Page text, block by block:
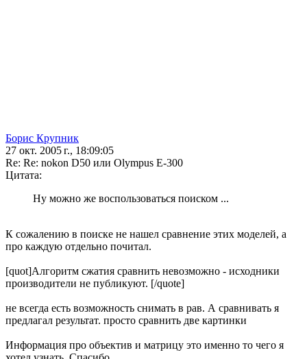
Борис Крупник
27 окт. 2005 г., 18:09:05
Re: Re: nokon D50 или Olympus E-300
Цитата:
Ну можно же воспользоваться поиском ...
К сожалению в поиске не нашел сравнение этих моделей, а
про каждую отдельно почитал.
[quot]Алгоритм сжатия сравнить невозможно - исходники
производители не публикуют. [/quote]
не всегда есть возможность снимать в рав. А сравнивать я
предлагал результат. просто сравнить две картинки
Информация про объектив и матрицу это именно то чего я